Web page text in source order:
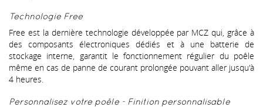
Technologie Free
Free est la dernière technologie développée par MCZ qui, grâce à
des composants électroniques dédiés et à une batterie de
stockage interne, garantit le fonctionnement régulier du poêle
même en cas de panne de courant prolongée pouvant aller jusqu'à
4 heures.
Personnalisez votre poêle - Finition personnalisable